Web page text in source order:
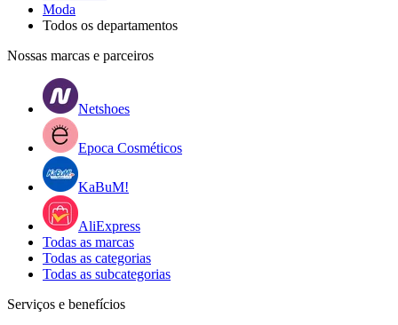
Moda
Todos os departamentos
Nossas marcas e parceiros
Netshoes
Epoca Cosméticos
KaBuM!
AliExpress
Todas as marcas
Todas as categorias
Todas as subcategorias
Serviços e benefícios